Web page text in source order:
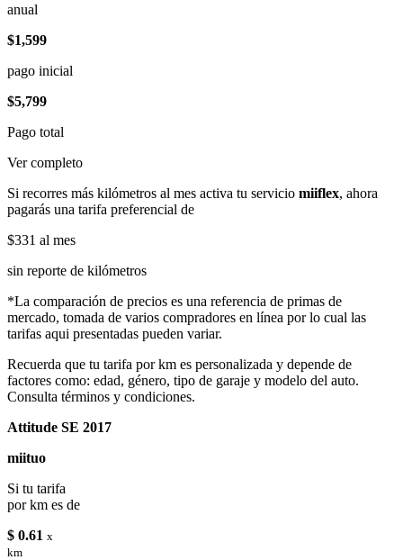
anual
$1,599
pago inicial
$5,799
Pago total
Ver completo
Si recorres más kilómetros al mes activa tu servicio miiflex, ahora
pagarás una tarifa preferencial de
$331 al mes
sin reporte de kilómetros
*La comparación de precios es una referencia de primas de
mercado, tomada de varios compradores en línea por lo cual las
tarifas aqui presentadas pueden variar.
Recuerda que tu tarifa por km es personalizada y depende de
factores como: edad, género, tipo de garaje y modelo del auto.
Consulta términos y condiciones.
Attitude SE 2017
miituo
Si tu tarifa
por km es de
$ 0.61 x
km